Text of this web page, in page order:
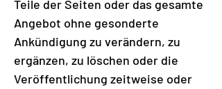
Teile der Seiten oder das gesamte
Angebot ohne gesonderte
Ankündigung zu verändern, zu
ergänzen, zu löschen oder die
Veröffentlichung zeitweise oder